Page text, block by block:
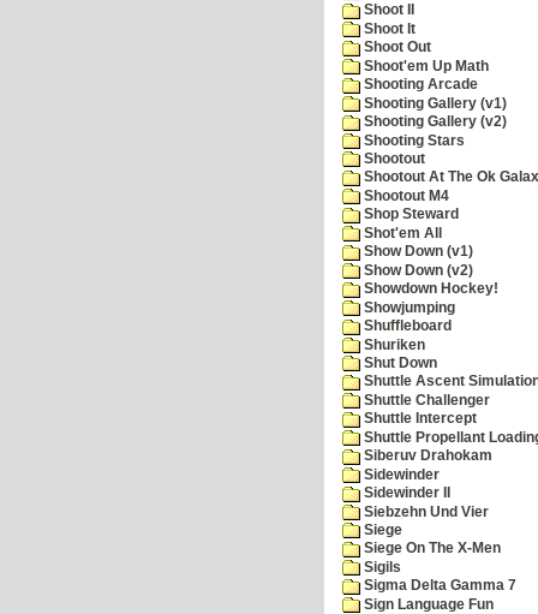
Shoot II
Shoot It
Shoot Out
Shoot'em Up Math
Shooting Arcade
Shooting Gallery (v1)
Shooting Gallery (v2)
Shooting Stars
Shootout
Shootout At The Ok
Shootout M4
Shop Steward
Shot'em All
Show Down (v1)
Show Down (v2)
Showdown Hockey!
Showjumping
Shuffleboard
Shuriken
Shut Down
Shuttle Ascent
Shuttle Challenger
Shuttle Intercept
Shuttle Propellant
Siberuv Drahokam
Sidewinder
Sidewinder II
Siebzehn Und Vier
Siege
Siege On The X-Men
Sigils
Sigma Delta Gamma 7
Sign Language Fun